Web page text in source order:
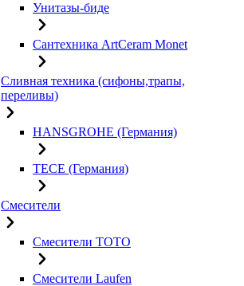
Унитазы-биде
Сантехника ArtCeram Monet
Сливная техника (сифоны,трапы,
переливы)
HANSGROHE (Германия)
TECE (Германия)
Смесители
Смесители TOTO
Смесители Laufen